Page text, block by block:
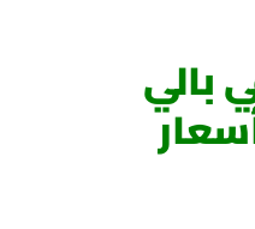
بالي